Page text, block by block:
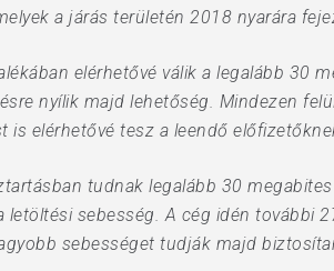
a járás területén 2018 nyarára
elérhetővé válik a legalább 30
nyílik majd lehetőség. Mindezen
elérhetővé tesz a leendő
tudnak legalább 30
sebesség. A cég idén további
sebességet tudják majd